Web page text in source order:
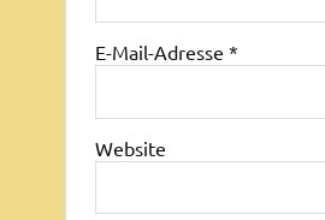
E-Mail-Adresse *
Website